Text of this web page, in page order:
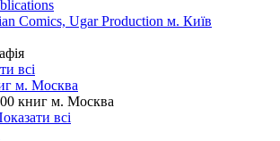
Comics, Ugar Production м. Київ
всі
м. Москва
книг м. Москва
всі